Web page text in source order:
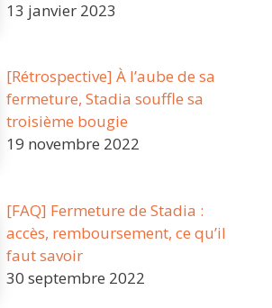
13 janvier 2023
[Rétrospective] À l’aube de sa
fermeture, Stadia souffle sa
troisième bougie
19 novembre 2022
[FAQ] Fermeture de Stadia :
accès, remboursement, ce qu’il
faut savoir
30 septembre 2022